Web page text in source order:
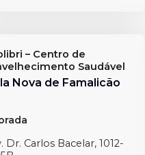
– Centro de
Saudável
Nova de Famalicão
Dr. Carlos Bacelar, 1012-